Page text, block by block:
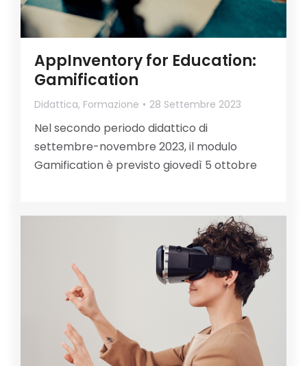
AppInventory for Education:
Gamification
Didattica, Formazione 28 Settembre 2023
Nel secondo periodo didattico di
settembre-novembre 2023, il modulo
Gamification è previsto giovedì 5 ottobre